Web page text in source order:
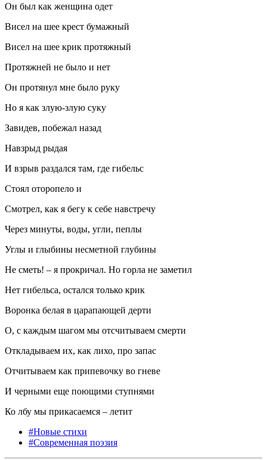
Он был как женщина одет
Висел на шее крест бумажный
Висел на шее крик протяжный
Протяжней не было и нет
Он протянул мне было руку
Но я как злую-злую суку
Завидев, побежал назад
Навзрыд рыдая
И взрыв раздался там, где гибельс
Стоял оторопело и
Смотрел, как я бегу к себе навстречу
Через минуты, воды, угли, пеплы
Углы и глыбины несметной глубины
Не сметь! – я прокричал. Но горла не заметил
Нет гибельса, остался только крик
Воронка белая в царапающей дерти
О, с каждым шагом мы отсчитываем смерти
Откладываем их, как лихо, про запас
Отчитываем как припевочку во гневе
И черными еще поющими ступнями
Ко лбу мы прикасаемся – летит
#Новые стихи
#Современная поэзия